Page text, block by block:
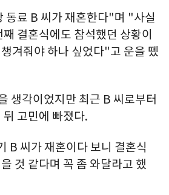
동료 B 씨가 재혼한다"며 "사실
결혼식에도 참석했던 상황이
겨줘야 하나 싶었다"고 운을 뗐
생각이었지만 최근 B 씨로부터
고민에 빠졌다.
B 씨가 재혼이다 보니 결혼식
것 같다며 꼭 좀 와달라고 했